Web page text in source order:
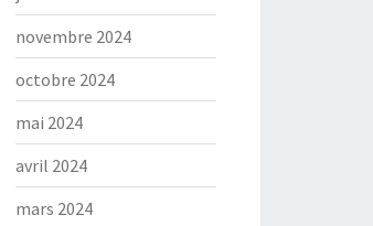
novembre 2024
octobre 2024
mai 2024
avril 2024
mars 2024